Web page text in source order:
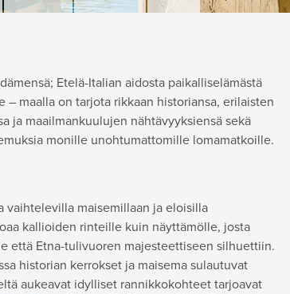
Etelä-Italian aidosta paikalliselämästä
maalla on tarjota rikkaan historiansa, erilaisten
ja maailmankuulujen nähtävyyksiensä sekä
monille unohtumattomille lomamatkoille.
vaihtelevilla maisemillaan ja eloisilla
kallioiden rinteille kuin näyttämölle, josta
että Etna-tulivuoren majesteettiseen silhuettiin.
historian kerrokset ja maisema sulautuvat
aukeavat idylliset rannikkokohteet tarjoavat